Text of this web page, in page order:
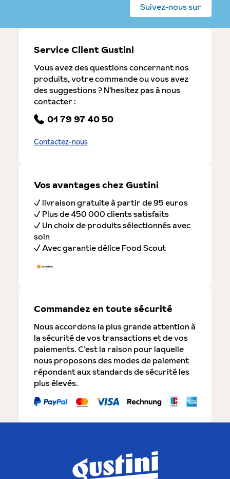
Suivez-nous sur
Service Client Gustini
Vous avez des questions concernant nos
produits, votre commande ou vous avez
des suggestions ? N'hesitez pas à nous
contacter :
01 79 97 40 50
Contactez-nous
Vos avantages chez Gustini
✓ livraison gratuite à partir de 95 euros
✓ Plus de 450 000 clients satisfaits
✓ Un choix de produits sélectionnés avec
soin
✓ Avec garantie délice Food Scout
Commandez en toute sécurité
Nous accordons la plus grande attention à
la sécurité de vos transactions et de vos
paiements. C’est la raison pour laquelle
nous proposons des modes de paiement
répondant aux standards de sécurité les
plus élevés.